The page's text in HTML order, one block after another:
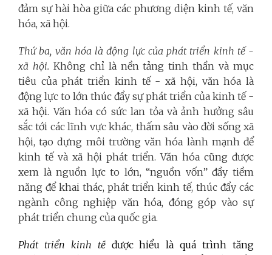
đảm sự hài hòa giữa các phương diện kinh tế, văn
hóa, xã hội.
Thứ ba, văn hóa là động lực của phát triển kinh tế -
xã hội. Không chỉ là nền tảng tinh thần và mục
tiêu của phát triển kinh tế - xã hội, văn hóa là
động lực to lớn thúc đẩy sự phát triển của kinh tế -
xã hội. Văn hóa có sức lan tỏa và ảnh hưởng sâu
sắc tới các lĩnh vực khác, thấm sâu vào đời sống xã
hội, tạo dựng môi trường văn hóa lành mạnh để
kinh tế và xã hội phát triển. Văn hóa cũng được
xem là nguồn lực to lớn, “nguồn vốn” đầy tiềm
năng để khai thác, phát triển kinh tế, thúc đẩy các
ngành công nghiệp văn hóa, đóng góp vào sự
phát triển chung của quốc gia.
Phát triển kinh tếđược hiểu là quá trình tăng